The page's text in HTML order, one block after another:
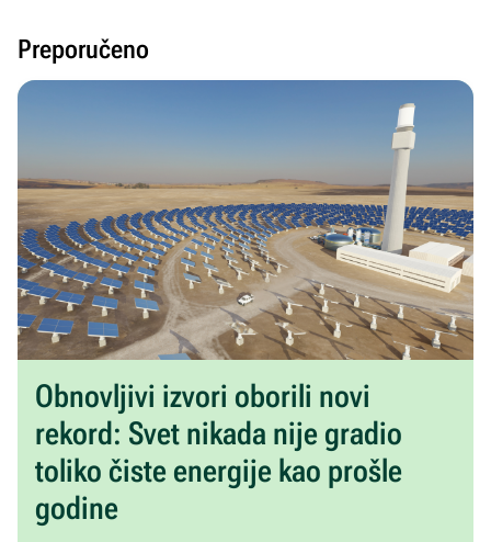
Preporučeno
Obnovljivi izvori oborili novi
rekord: Svet nikada nije gradio
toliko čiste energije kao prošle
godine